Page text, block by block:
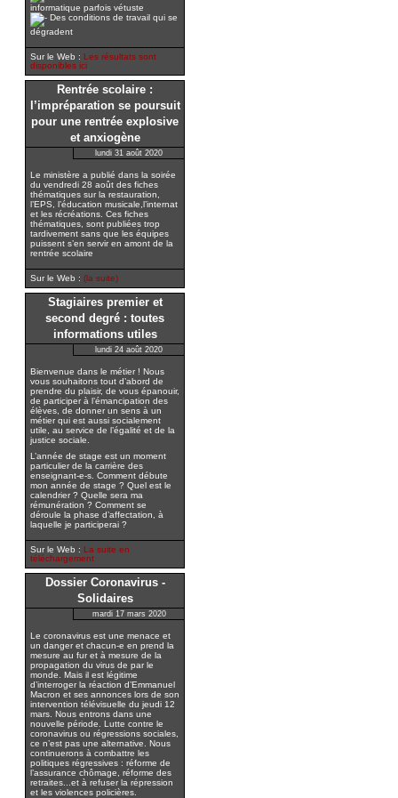
informatique parfois vétuste
Des conditions de travail qui se
dégradent
Sur le Web : Les résultats sont
disponibles ici
Rentrée scolaire :
l’impréparation se poursuit
pour une rentrée explosive
et anxiogène
lundi 31 août 2020
Le ministère a publié dans la soirée
du vendredi 28 août des fiches
thématiques sur la restauration,
l’EPS, l’éducation musicale,l’internat
et les récréations. Ces fiches
thématiques, sont publiées trop
tardivement sans que les équipes
puissent s’en servir en amont de la
rentrée scolaire
Sur le Web : (la suite)
Stagiaires premier et
second degré : toutes
informations utiles
lundi 24 août 2020
Bienvenue dans le métier ! Nous
vous souhaitons tout d’abord de
prendre du plaisir, de vous épanouir,
de participer à l’émancipation des
élèves, de donner un sens à un
métier qui est aussi socialement
utile, au service de l’égalité et de la
justice sociale.
L’année de stage est un moment
particulier de la carrière des
enseignant-e-s. Comment débute
mon année de stage ? Quel est le
calendrier ? Quelle sera ma
rémunération ? Comment se
déroule la phase d’affectation, à
laquelle je participerai ?
Sur le Web : La suite en
téléchargement
Dossier Coronavirus -
Solidaires
mardi 17 mars 2020
Le coronavirus est une menace et
un danger et chacun-e en prend la
mesure au fur et à mesure de la
propagation du virus de par le
monde. Mais il est légitime
d’interroger la réaction d’Emmanuel
Macron et ses annonces lors de son
intervention télévisuelle du jeudi 12
mars. Nous entrons dans une
nouvelle période. Lutte contre le
coronavirus ou régressions sociales,
ce n’est pas une alternative. Nous
continuerons à combattre les
politiques régressives : réforme de
l’assurance chômage, réforme des
retraites...et à refuser la répression
et les violences policières.